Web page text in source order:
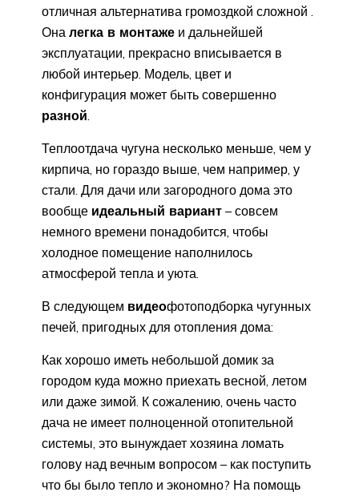
отличная альтернатива громоздкой сложной .
Она легка в монтаже и дальнейшей
эксплуатации, прекрасно вписывается в
любой интерьер. Модель, цвет и
конфигурация может быть совершенно
разной.
Теплоотдача чугуна несколько меньше, чем у
кирпича, но гораздо выше, чем например, у
стали. Для дачи или загородного дома это
вообще идеальный вариант – совсем
немного времени понадобится, чтобы
холодное помещение наполнилось
атмосферой тепла и уюта.
В следующем видеофотоподборка чугунных
печей, пригодных для отопления дома:
Как хорошо иметь небольшой домик за
городом куда можно приехать весной, летом
или даже зимой. К сожалению, очень часто
дача не имеет полноценной отопительной
системы, это вынуждает хозяина ломать
голову над вечным вопросом – как поступить
что бы было тепло и экономно? На помощь